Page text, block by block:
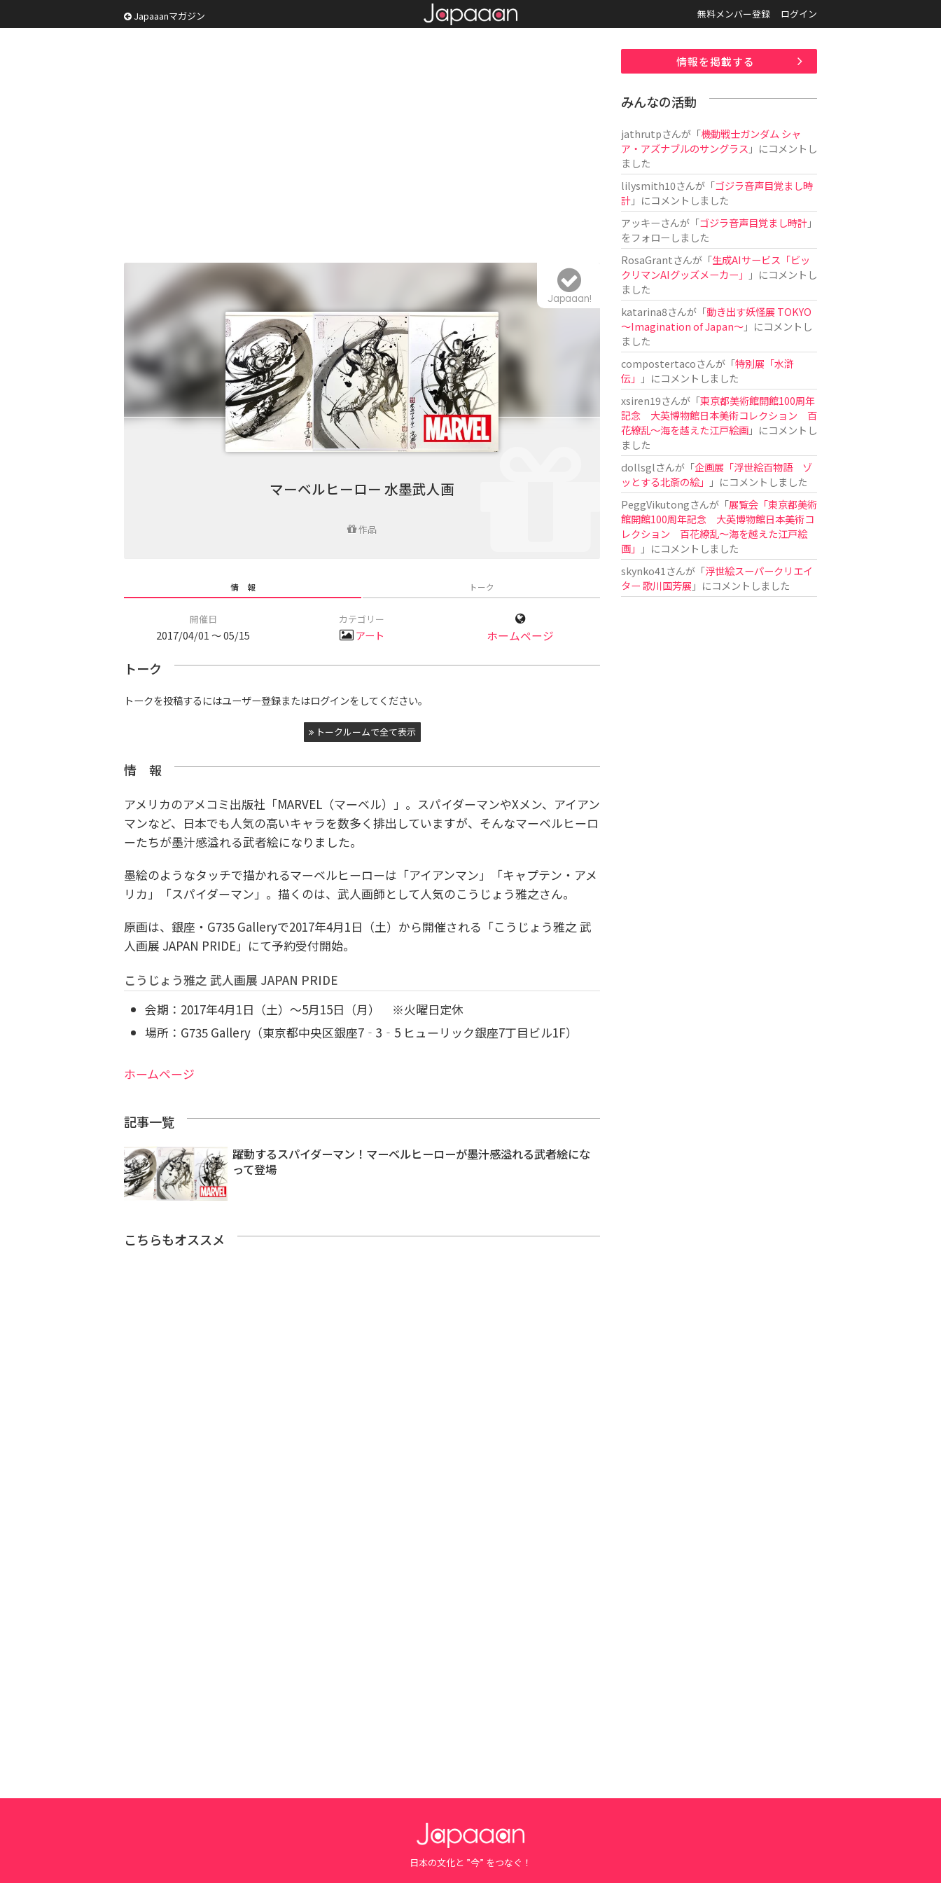
Japaaanマガジン 無料メンバー登録 ログイン
マーベルヒーロー 水墨武人画
作品
Japaaan!
情 報 トーク
開催日
2017/04/01 〜 05/15
カテゴリー
アート ホームページ
トーク
トークを投稿するにはユーザー登録またはログインをしてください。
トークルームで全て表示
情 報
アメリカのアメコミ出版社「MARVEL（マーベル）」。スパイダーマンやXメン、アイアン
マンなど、日本でも人気の高いキャラを数多く排出していますが、そんなマーベルヒーロ
ーたちが墨汁感溢れる武者絵になりました。
墨絵のようなタッチで描かれるマーベルヒーローは「アイアンマン」「キャプテン・アメ
リカ」「スパイダーマン」。描くのは、武人画師として人気のこうじょう雅之さん。
原画は、銀座・G735 Galleryで2017年4月1日（土）から開催される「こうじょう雅之 武
人画展 JAPAN PRIDE」にて予約受付開始。
こうじょう雅之 武人画展 JAPAN PRIDE
会期：2017年4月1日（土）～5月15日（月） ※火曜日定休
場所：G735 Gallery（東京都中央区銀座7‐3‐5 ヒューリック銀座7丁目ビル1F）
ホームページ
記事一覧
躍動するスパイダーマン！マーベルヒーローが墨汁感溢れる武者絵にな
って登場
こちらもオススメ
情報を掲載する
みんなの活動
jathrutpさんが「機動戦士ガンダム シャ
ア・アズナブルのサングラス 」にコメントし
ました
lilysmith10さんが「ゴジラ音声目覚まし時
計」にコメントしました
アッキーさんが「ゴジラ音声目覚まし時計」
をフォローしました
RosaGrantさんが「生成AIサービス「ビッ
クリマンAIグッズメーカー」
」にコメントし
ました
katarina8さんが「動き出す妖怪展 TOKYO
〜Imagination of Japan〜」にコメントし
ました
compostertacoさんが「特別展「水滸
伝」
」にコメントしました
xsiren19さんが「東京都美術館開館100周年
記念 大英博物館日本美術コレクション 百
花繚乱～海を越えた江戸絵画」にコメントし
ました
dollsglさんが「企画展「浮世絵百物語 ゾ
ッとする北斎の絵」
」にコメントしました
PeggVikutongさんが「展覧会「東京都美術
館開館100周年記念 大英博物館日本美術コ
レクション 百花繚乱〜海を越えた江戸絵
画」
」にコメントしました
skynko41 さんが「浮世絵スーパークリエイ
ター 歌川国芳展 」にコメントしました
日本の文化と ”今” をつなぐ！